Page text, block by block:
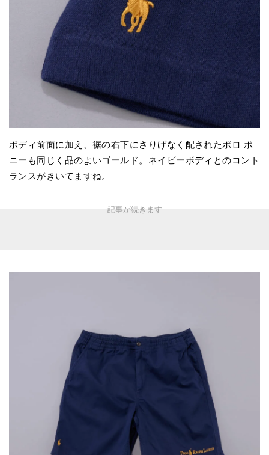
ボディ前面に加え、裾の右下にさりげなく配されたポロ ポ
ニーも同じく品のよいゴールド。ネイビーボディとのコント
ランスがきいてますね。